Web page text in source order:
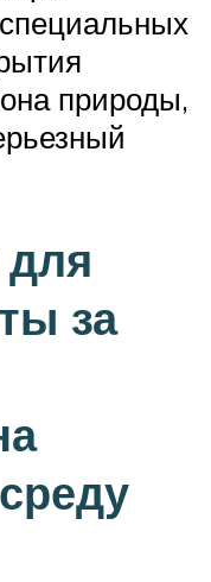
природы,
за